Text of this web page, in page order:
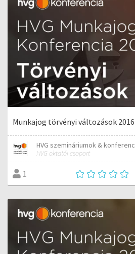
Munkajog törvényi változások 2016
HVG oktatói csoport
1